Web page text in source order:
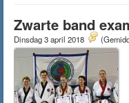
Zwarte band
Dinsdag 3 april 2018